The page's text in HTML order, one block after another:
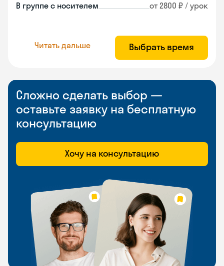
В группе с носителем от 2800 ₽ / урок
Читать дальше Выбрать время
Сложно сделать выбор —
оставьте заявку на бесплатную
консультацию
Хочу на консультацию